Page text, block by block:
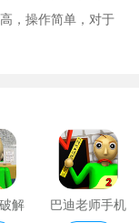
，操作简单，对于
解 巴迪老师手机